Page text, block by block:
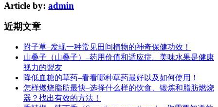
Article by: admin
近期文章
附子草–发现一种常见田间植物的神奇保健功效！
山桑子（山桑子）–药用价值和适应症。美味水果是健康
视力的盟友
降低血糖的草药–看看哪种草药最好以及如何使用！
怎样燃烧脂肪最快–选择什么样的饮食、锻炼和脂肪燃烧
器？找出有效的方法！